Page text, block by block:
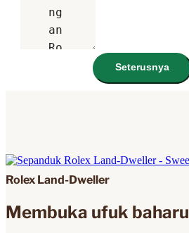
Seterusnya
Rolex Land-Dweller
Membuka ufuk baharu